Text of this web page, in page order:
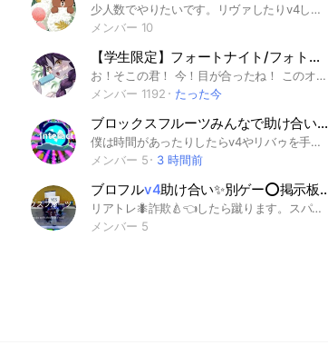
少人数でやりたいです。リヴァしたりv4したりするフレンド欲しい人に是非入って欲しいです。（出来ればレベマ）
メンバー 10
【学生限定】フォートナイト/フォトナ一緒にプレイしようぜ！雑談/ブレインロット/ぷにぷに/NTE
お！そこの君！ 今！目が合ったね！ このオプに興味はないかいー？！ 説明だけでも見ていって！ こんにちは！ 管理人のあられです！ このオプは学生限定のフォトナのオプです！ 初心者〜上級者まで全員大歓迎！ 男子も女子ももちろんどっちも大歓迎！ 週末には誰でも参加可能のギフト付きカスタムやったりしてます！！ 雑談もおっけーだから雑談していいよ〜！ このオプは、サブトークに ぷにぷに、にゃんこ大戦争、 NTEなどの別ゲーもできます！ ルールはこれ！ 1.荒らし❌️ 2.即抜け❌️ 3.暴言 ❌️ 4.下ネタ❌️ 少しでも興味があったら是非！是非！ 入ってみてください！ みんな優しくてフォトナしてくれるよー！ 別ゲーも是非！ 創立2024.11.18 #初心者 #フォトナ #フレンド #建築 #建築バトル #フォートナイト #バトルパス #スキン #小学生 #中学生 #高校生 #大学生 #女子 #男子 #暇 な人#ゲーム#フォートナイト攻略#1V1 #Switch勢 #enjoy勢 #PS勢 #PS5勢 #パソコン勢 #ガチ勢 #フォートナイト女子 #フォートナイト 男子 #フォートナイトタイマン #フォートナイト競技勢 #フレンド 募集 #フレンド作り#Fortnite #YouTuber#YouTube#ボイチャなし# ボイチャあり#vcあり#vcなし#練習#大会#フォトトナ練習#フォトナ 大会#学生#学生限定#初心者 #上級者 #中級者 作った日 2024.11.18 改善1 2025.1.14
メンバー 1192
たった今
ブロックスフルーツみんなで助け合い（
僕は時間があったりしたらv4やリバゥを手伝います！ 配布はしょぼいかもですが沢山する予定です（ﾀﾌﾞﾝ）
メンバー 5
3 時間前
ブロフルv4助け合い✨別ゲー⭕️掲示板利用ok
リアトレ🐜詐欺🍐👈したら蹴ります。スパムも❌副官3名です(*^^*)みんなで協力してv4などやりましょう
メンバー 5